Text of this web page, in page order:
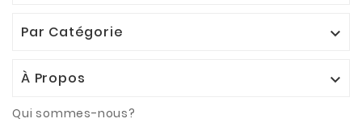
Par Catégorie 
À Propos 
Qui sommes-nous?